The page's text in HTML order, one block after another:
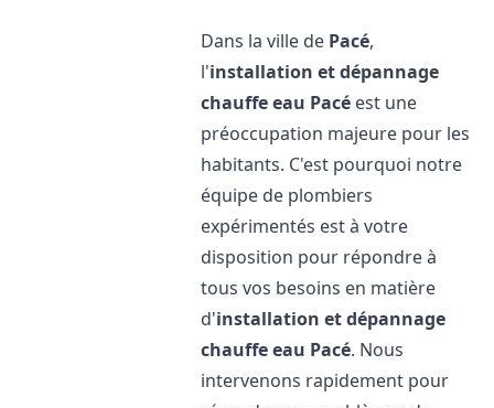
Dans la ville de Pacé,
l'installation et dépannage
chauffe eau Pacé est une
préoccupation majeure pour les
habitants. C'est pourquoi notre
équipe de plombiers
expérimentés est à votre
disposition pour répondre à
tous vos besoins en matière
d'installation et dépannage
chauffe eau Pacé. Nous
intervenons rapidement pour